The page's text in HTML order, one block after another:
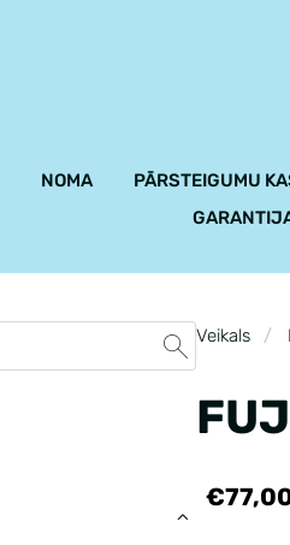
NOMA PĀRSTEIGUMU
›
Veikals